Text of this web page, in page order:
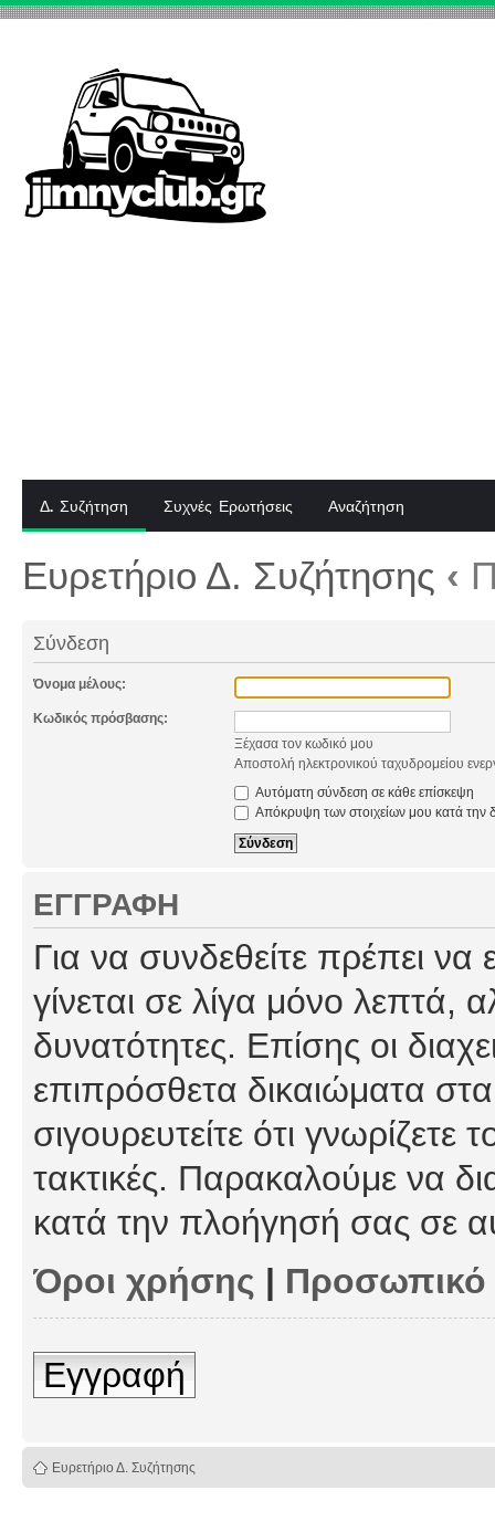
Δ. Συζήτηση Συχνές Ερωτήσεις Αναζήτηση
Ευρετήριο Δ. Συζήτησης ‹
Σύνδεση
Όνομα μέλους:
Κωδικός πρόσβασης:
Ξέχασα τον κωδικό μου
Αποστολή ηλεκτρονικού ταχυδρομείου
Αυτόματη σύνδεση σε κάθε επίσκεψη
Απόκρυψη των στοιχείων μου κατά την
ΕΓΓΡΑΦΉ
Για να συνδεθείτε πρέπει
γίνεται σε λίγα μόνο λεπτά,
δυνατότητες. Επίσης οι
επιπρόσθετα δικαιώματα
σιγουρευτείτε ότι γνωρίζετε
τακτικές. Παρακαλούμε να
κατά την πλοήγησή σας σε
Όροι χρήσης |
Εγγραφή
Ευρετήριο Δ. Συζήτησης